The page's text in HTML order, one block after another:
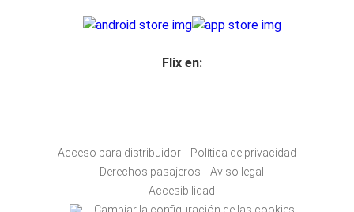
Flix en:
Acceso para distribuidor
Política de privacidad
Derechos pasajeros
Aviso legal
Accesibilidad
Cambiar la configuración de las cookies